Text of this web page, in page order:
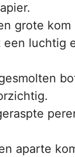
grote
een luchtig
aparte